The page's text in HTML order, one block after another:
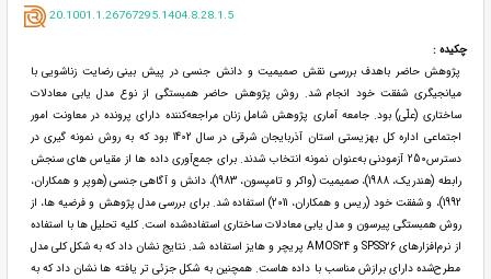
20.1001.1.26767295.1404.8.28.1.5
چکیده :
پژوهش حاضر باهدف بررسی نقش صمیمیت و دانش جنسی در پیش بینی رضایت زناشویی با
میانجیگری شفقت خود انجام شد. روش پژوهش حاضر همبستگی از نوع مدل یابی معادلات
ساختاری (علّی) بود. جامعه آماری پژوهش شامل زنان مراجعه‌کننده دارای پرونده در معاونت امور
اجتماعی اداره کل بهزیستی استان آذربایجان شرقی در سال 1402 بود که به روش نمونه گیری در
دسترس250 آزمودنی به‌عنوان نمونه انتخاب شدند. برای جمع‌آوری داده ها از مقیاس های سنجش
رابطه (هندریک، 1988)، صمیمیت (واکر و تامپسون، 1983)، دانش و آگاهی جنسی (هوپر و همکاران،
1992)، و شفقت خود (ریس و همکاران، 2011) استفاده شد. برای بررسی مدل پژوهش و فرضیه ها، از
روش همبستگی پیرسون و مدل یابی معادلات ساختاری استفاده‌شده است. کلیه تحلیل ها با استفاده
از نرم‌افزارهای SPSS26 و AMOS24 پریچر و هایز استفاده شد. نتایج نشان داد که به شکل کلی مدل
مطرح‌شده دارای برازش مناسب با داده هاست. همچنین به شکل جزئی تر یافته ها نشان داد که به